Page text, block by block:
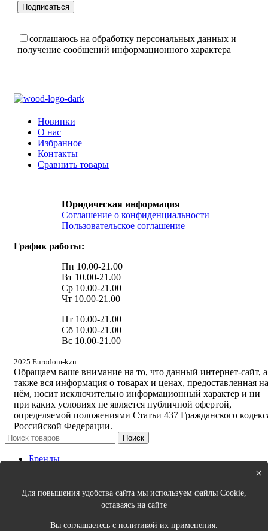
соглашаюсь на обработку персональных данных и
получение сообщений информационного характера
Новинки
О нас
Избранное
Контакты
Сравнить товары
Юридическая информация
Соглашение о конфиденциальности
Пользовательское соглашение
График работы:
Пн 10.00-21.00
Вт 10.00-21.00
Ср 10.00-21.00
Чт 10.00-21.00
Пт 10.00-21.00
Сб 10.00-21.00
Вс 10.00-21.00
2025 Eurodom-kzn
Обращаем ваше внимание на то, что данный интернет-сайт, а
также вся информация о товарах и ценах, предоставленная на
нём, носит исключительно информационный характер и ни
при каких условиях не является публичной офертой,
определяемой положениями Статьи 437 Гражданского
Российской Федерации.
Поиск
Бренды
Спальня
Порядок в доме
×
Для повышения удобства сайта мы используем файлы Cookie,
оставаясь на сайте
Вы соглашаетесь с политикой их применения.